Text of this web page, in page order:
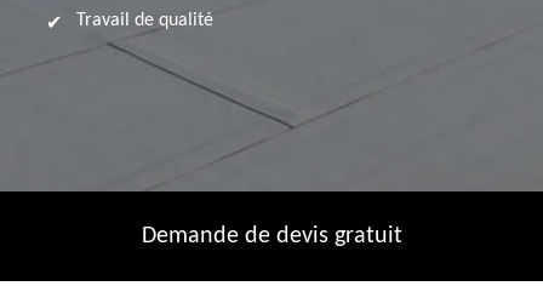
Travail de qualité
Demande de devis gratuit